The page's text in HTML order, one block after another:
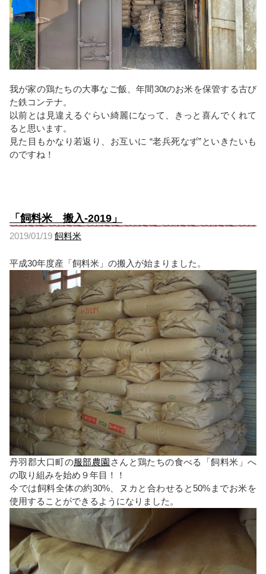
我が家の鶏たちの大事なご飯、年間30tのお米を保管する古び
た鉄コンテナ。
以前とは見違えるぐらい綺麗になって、きっと喜んでくれて
ると思います。
見た目もかなり若返り、お互いに “老兵死なず”といきたいも
のですね！
「飼料米 搬入-2019」
2019/01/19 飼料米
平成30年度産「飼料米」の搬入が始まりました。
丹羽郡大口町の服部農園 さんと鶏たちの食べる「飼料米」へ
の取り組みを始め９年目！！
今では飼料全体の約30%、ヌカと合わせると50%までお米を
使用することができるようになりました。